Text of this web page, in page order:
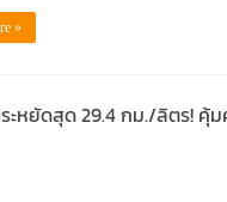
»
ะหยัดสุด 29.4 กม./ลิตร! คุ้ม